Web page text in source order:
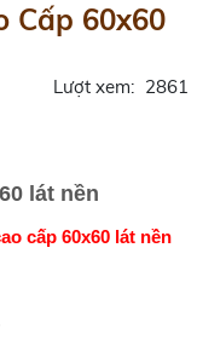
Cấp 60x60
Lượt xem: 2861
lát nền
cấp 60x60 lát nền